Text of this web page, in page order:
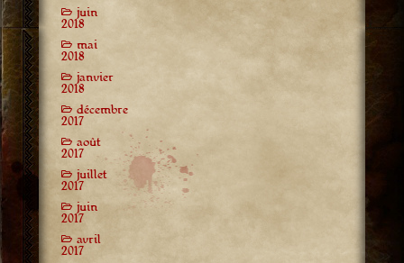
juin
2018
mai
2018
janvier
2018
décembre
2017
août
2017
juillet
2017
juin
2017
avril
2017